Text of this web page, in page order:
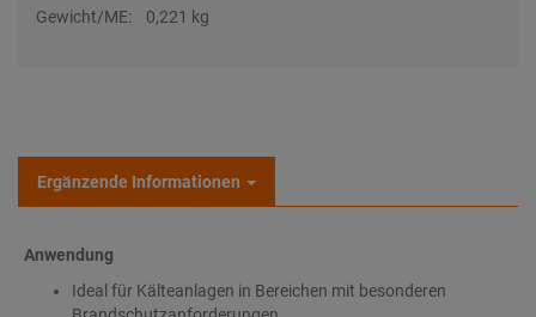
Gewicht/ME:
0,221 kg
Ergänzende Informationen
Anwendung
Ideal für Kälteanlagen in Bereichen mit besonderen